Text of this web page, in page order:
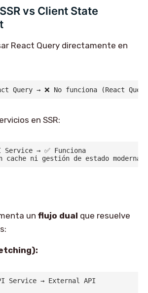
vs Client State
React Query directamente en
en SSR:
Service → ✅ Funciona
un flujo dual que resuelve
Service → External API